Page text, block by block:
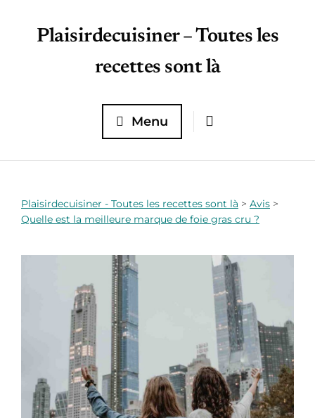
Plaisirdecuisiner – Toutes les
recettes sont là
Menu
Plaisirdecuisiner - Toutes les recettes sont là > Avis >
Quelle est la meilleure marque de foie gras cru ?